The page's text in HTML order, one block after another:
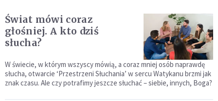
Świat mówi coraz
głośniej. A kto dziś
słucha?
W świecie, w którym wszyscy mówią, a coraz mniej osób naprawdę
słucha, otwarcie ‘Przestrzeni Słuchania’ w sercu Watykanu brzmi jak
znak czasu. Ale czy potrafimy jeszcze słuchać – siebie, innych, Boga?